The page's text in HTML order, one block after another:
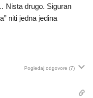
Nista drugo. Siguran
niti jedna jedina
Pogledaj odgovore (7)